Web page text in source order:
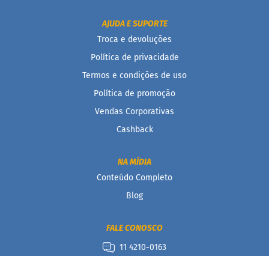
AJUDA E SUPORTE
Troca e devoluções
Política de privacidade
Termos e condições de uso
Política de promoção
Vendas Corporativas
Cashback
NA MÍDIA
Conteúdo Completo
Blog
FALE CONOSCO
11 4210-0163